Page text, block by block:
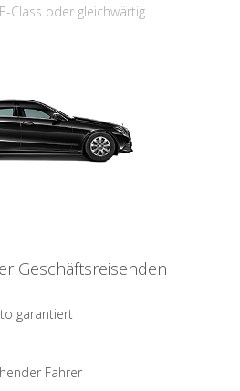
Class oder gleichwärtig
Geschäftsreisenden
garantiert
Fahrer